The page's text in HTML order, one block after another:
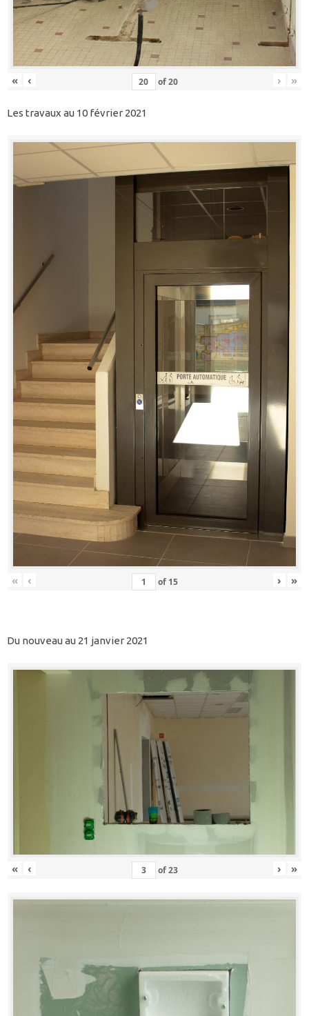
« ‹ of20 › »
Les travaux au 10 février 2021
« ‹ of 15 › »
Du nouveau au 21 janvier 2021
« ‹ of23 › »